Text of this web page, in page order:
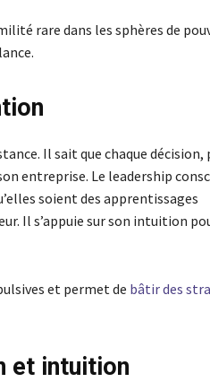
rare dans les sphères de
Il sait que chaque décision,
entreprise. Le leadership
soient des apprentissages
Il s’appuie sur son intuition
et permet de bâtir des
et intuition